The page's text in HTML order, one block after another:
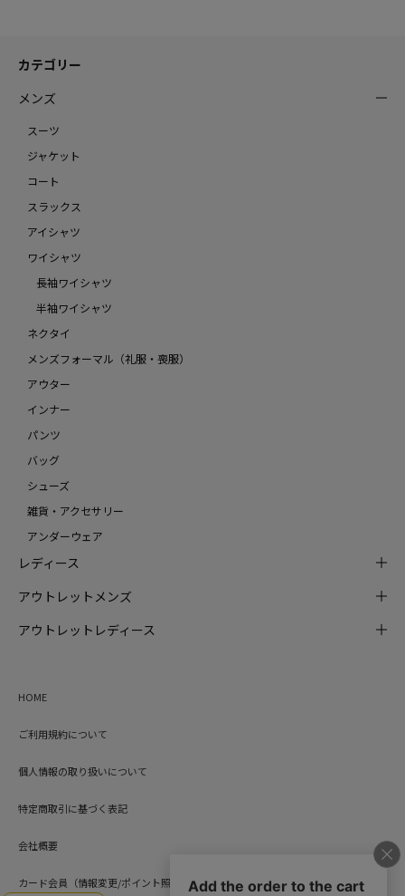
カテゴリー
メンズ
スーツ
ジャケット
コート
スラックス
アイシャツ
ワイシャツ
長袖ワイシャツ
半袖ワイシャツ
ネクタイ
メンズフォーマル（礼服・喪服）
アウター
インナー
パンツ
バッグ
シューズ
雑貨・アクセサリー
アンダーウェア
レディース
アウトレットメンズ
アウトレットレディース
HOME
ご利用規約について
個人情報の取り扱いについて
特定商取引に基づく表記
会社概要
カード会員（情報変更/ポイント照会）